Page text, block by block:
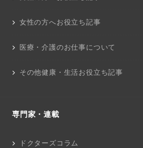
女性の方へお役立ち記事
医療・介護のお仕事について
その他健康・生活お役立ち記事
専門家・連載
ドクターズコラム